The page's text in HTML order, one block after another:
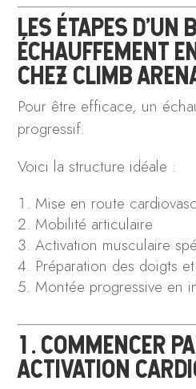
LES ÉTAPES D’UN
ÉCHAUFFEMENT
CHEZ CLIMB
Pour être efficace, un
progressif.
Voici la structure idéale :
Mise en route
Mobilité articulaire
Activation musculaire
Préparation des doigts
Montée progressive en
1. COMMENCER
ACTIVATION